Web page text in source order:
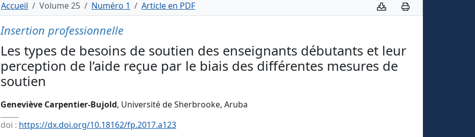
Accueil Volume 25 Numéro 1 Article en PDF
Insertion professionnelle
Les types de besoins de soutien des enseignants débutants et leur
perception de l’aide reçue par le biais des différentes mesures de
soutien
Geneviève Carpentier-Bujold, Université de Sherbrooke, Aruba
doi : https://dx.doi.org/10.18162/fp.2017.a123